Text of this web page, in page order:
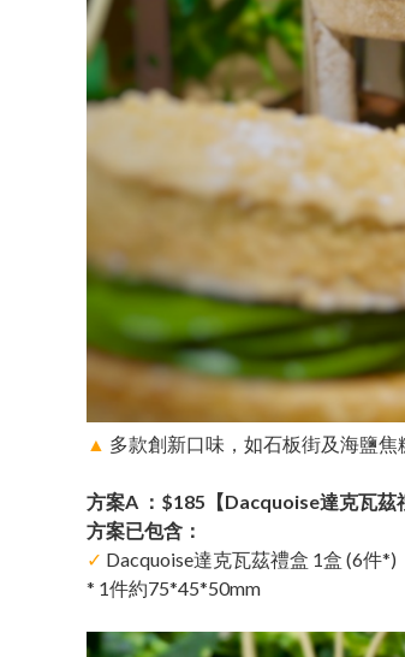
▲ 多款創新口味，如石板街及海鹽焦
方案A ：$185【Dacquoise達克瓦茲
方案已包含：
✓ Dacquoise達克瓦茲禮盒 1盒 (6件*)
* 1件約75*45*50mm